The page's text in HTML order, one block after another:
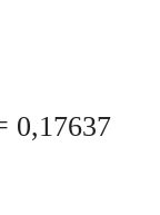
0,17637